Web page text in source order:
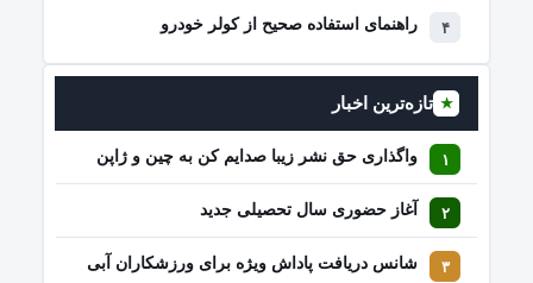
راهنمای استفاده صحیح از کولر خودرو
★ تازه‌ترین اخبار
واگذاری حق نشر زیبا صدایم کن به چین و ژاپن
آغاز حضوری سال تحصیلی جدید
شانس دریافت پاداش ویژه برای ورزشکاران آبی